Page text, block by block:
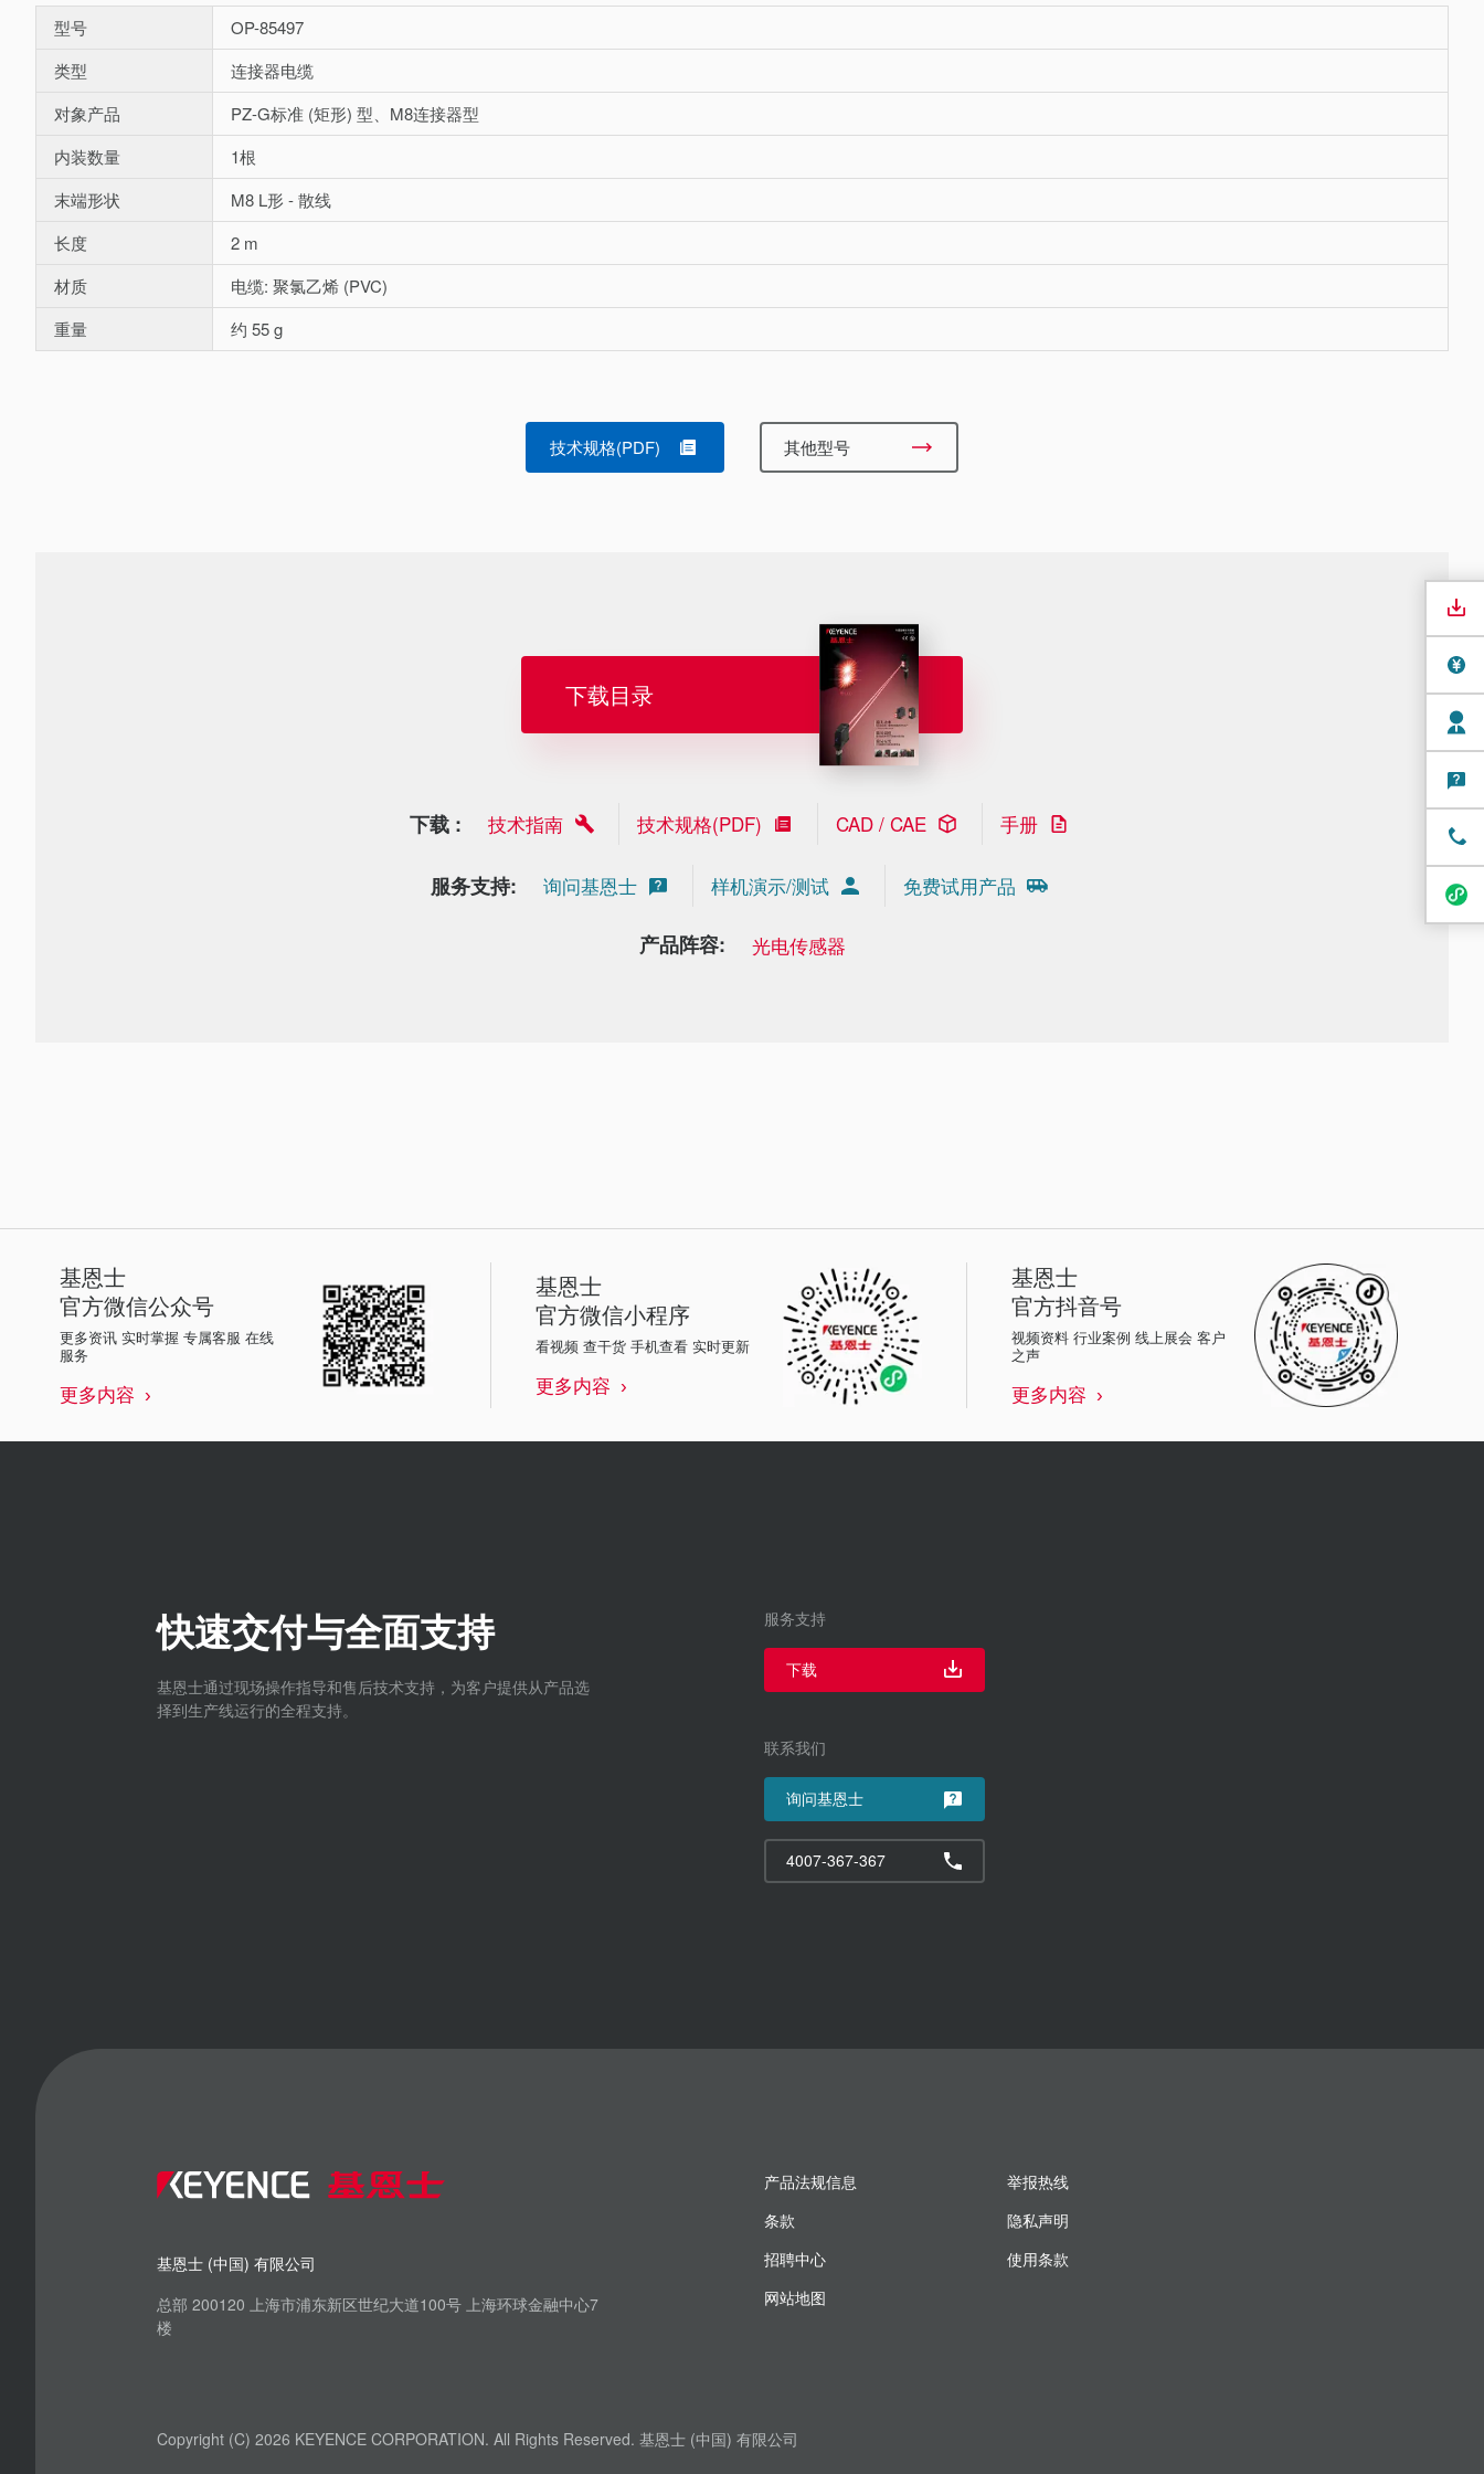
型号
OP-85497
类型
连接器电缆
对象产品
PZ-G标准 (矩形) 型、M8连接器型
内装数量
1根
末端形状
M8 L形 - 散线
长度
2 m
材质
电缆: 聚氯乙烯 (PVC)
重量
约 55 g
技术规格(PDF) 其他型号
下载目录
下载 : 技术指南 技术规格(PDF) CAD / CAE 手册
服务支持: 询问基恩士 样机演示/测试 免费试用产品
产品阵容: 光电传感器
基恩士
官方微信公众号
更多资讯 实时掌握 专属客服 在线
服务
更多内容
基恩士
官方微信小程序
看视频 查干货 手机查看 实时更新
更多内容
基恩士
官方抖音号
视频资料 行业案例 线上展会 客户
之声
更多内容
快速交付与全面支持
基恩士通过现场操作指导和售后技术支持，为客户提供从产品选
择到生产线运行的全程支持。
服务支持
下载
联系我们
询问基恩士
4007-367-367
基恩士 (中国) 有限公司
总部 200120 上海市浦东新区世纪大道100号 上海环球金融中心7
楼
产品法规信息
举报热线
条款
隐私声明
招聘中心
使用条款
网站地图
Copyright (C) 2026 KEYENCE CORPORATION. All Rights Reserved. 基恩士 (中国) 有限公司